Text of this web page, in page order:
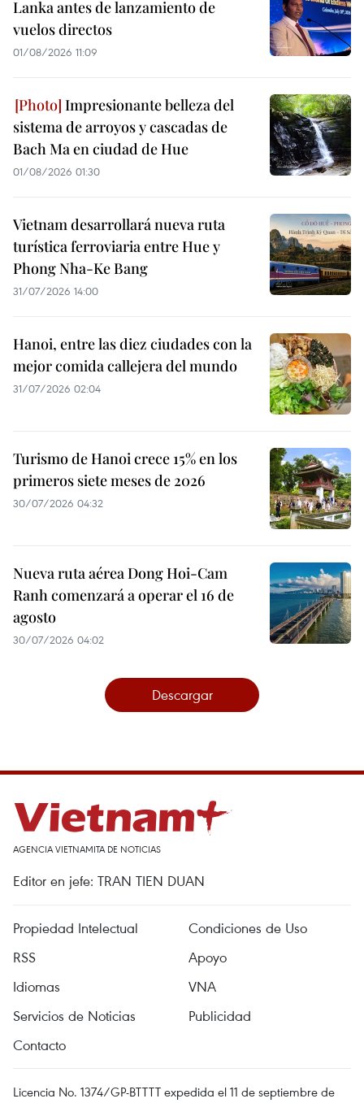
Lanka antes de lanzamiento de
vuelos directos
01/08/2026 11:09
Impresionante belleza del
sistema de arroyos y cascadas de
Bach Ma en ciudad de Hue
01/08/2026 01:30
Vietnam desarrollará nueva ruta
turística ferroviaria entre Hue y
Phong Nha-Ke Bang
31/07/2026 14:00
Hanoi, entre las diez ciudades con la
mejor comida callejera del mundo
31/07/2026 02:04
Turismo de Hanoi crece 15% en los
primeros siete meses de 2026
30/07/2026 04:32
Nueva ruta aérea Dong Hoi-Cam
Ranh comenzará a operar el 16 de
agosto
30/07/2026 04:02
Descargar
AGENCIA VIETNAMITA DE NOTICIAS
Editor en jefe: TRAN TIEN DUAN
Propiedad Intelectual
Condiciones de Uso
RSS
Apoyo
Idiomas
VNA
Servicios de Noticias
Publicidad
Contacto
Licencia No. 1374/GP-BTTTT expedida el 11 de septiembre de